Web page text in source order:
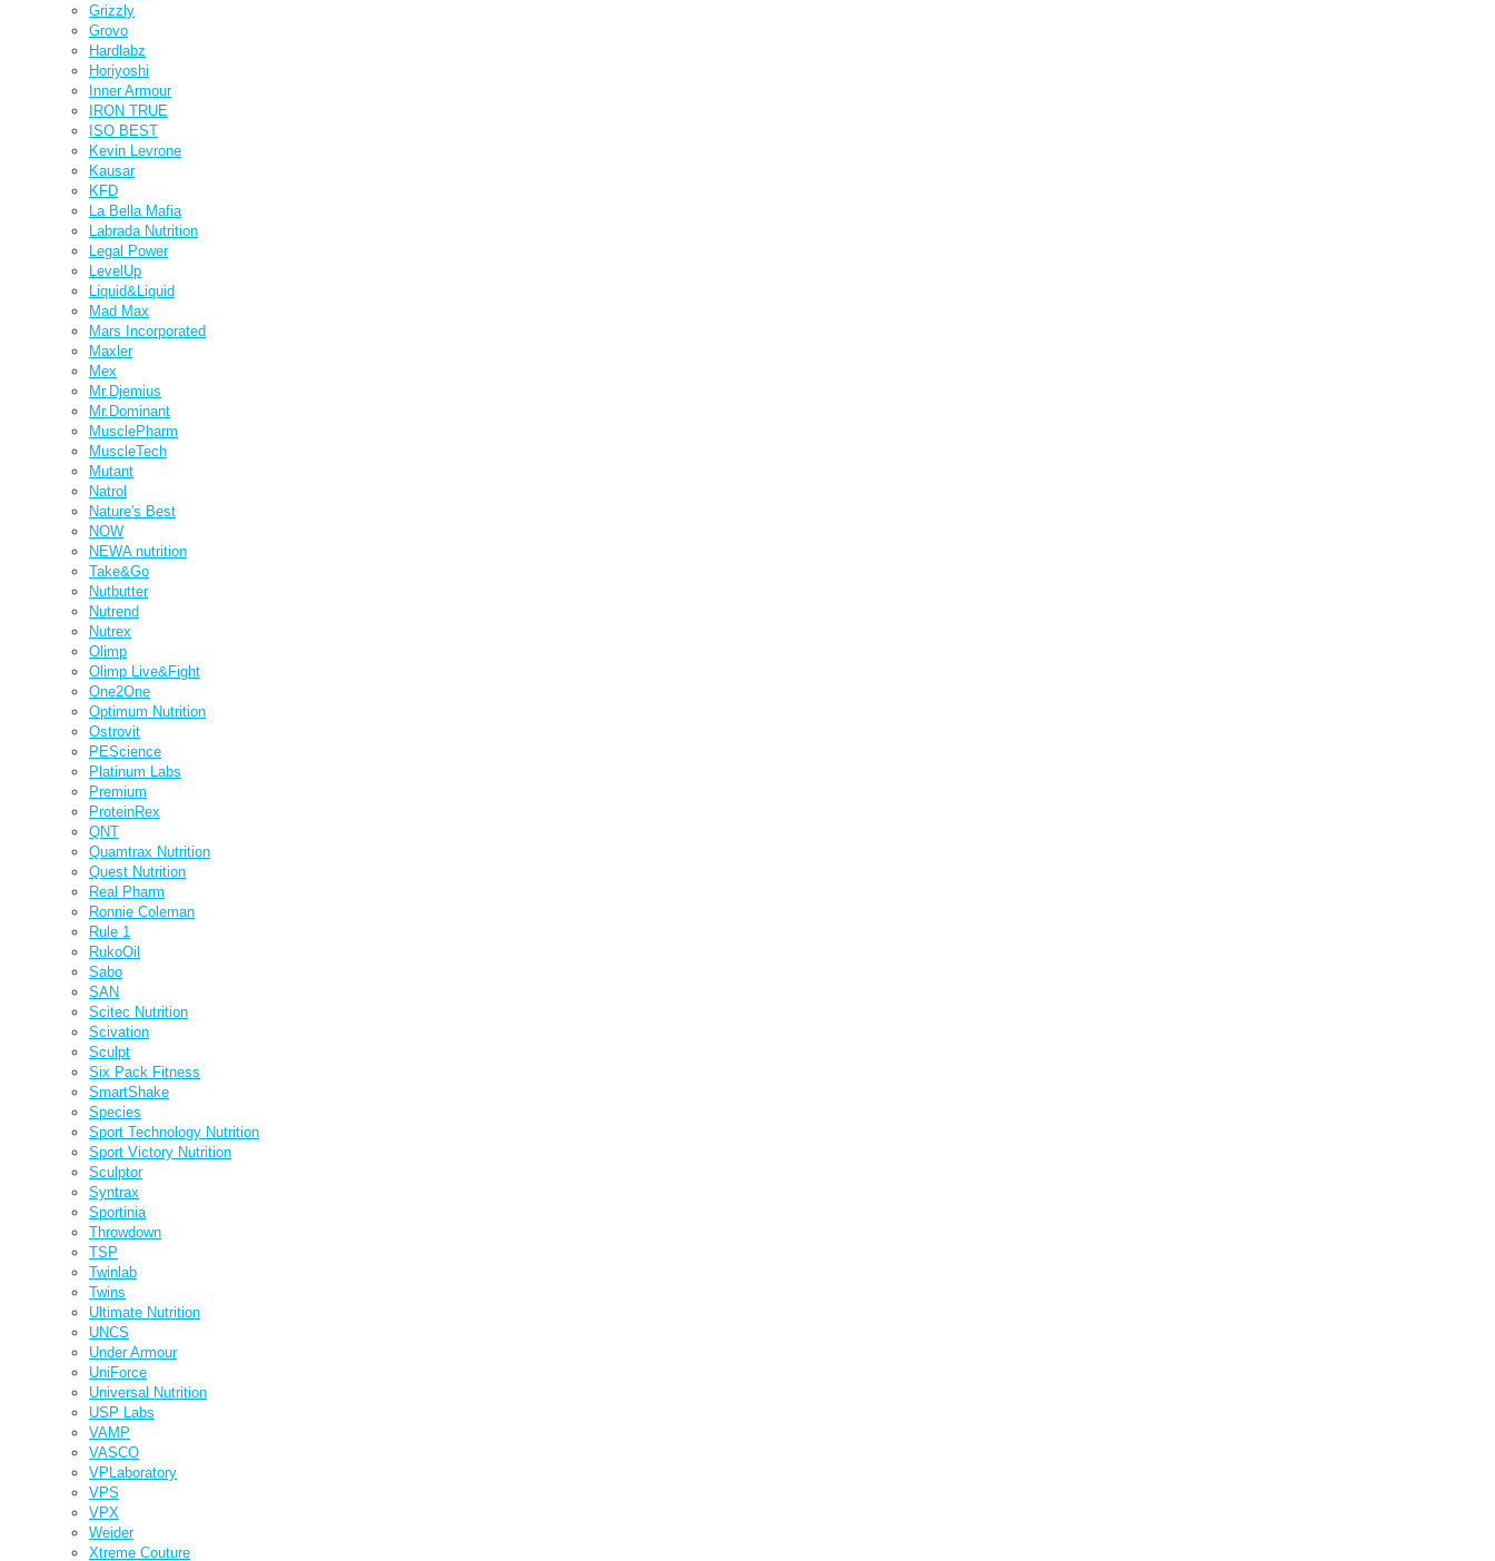
Grizzly
Grovo
Hardlabz
Horiyoshi
Inner Armour
IRON TRUE
ISO BEST
Kevin Levrone
Kausar
KFD
La Bella Mafia
Labrada Nutrition
Legal Power
LevelUp
Liquid&Liquid
Mad Max
Mars Incorporated
Maxler
Mex
Mr.Djemius
Mr.Dominant
MusclePharm
MuscleTech
Mutant
Natrol
Nature's Best
NOW
NEWA nutrition
Take&Go
Nutbutter
Nutrend
Nutrex
Olimp
Olimp Live&Fight
One2One
Optimum Nutrition
Ostrovit
PEScience
Platinum Labs
Premium
ProteinRex
QNT
Quamtrax Nutrition
Quest Nutrition
Real Pharm
Ronnie Coleman
Rule 1
RukoOil
Sabo
SAN
Scitec Nutrition
Scivation
Sculpt
Six Pack Fitness
SmartShake
Species
Sport Technology Nutrition
Sport Victory Nutrition
Sculptor
Syntrax
Sportinia
Throwdown
TSP
Twinlab
Twins
Ultimate Nutrition
UNCS
Under Armour
UniForce
Universal Nutrition
USP Labs
VAMP
VASCO
VPLaboratory
VPS
VPX
Weider
Xtreme Couture